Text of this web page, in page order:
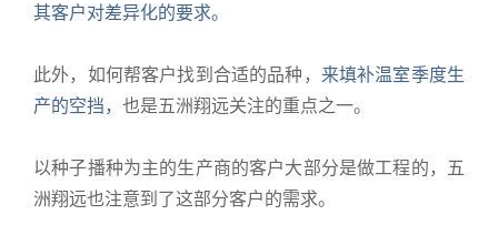
其客户对差异化的要求。
此外，如何帮客户找到合适的品种， 来填补温室季度生
产的空挡， 也是五洲翔远关注的重点之一。
以种子播种为主的生产商的客户大部分是做工程的，五
洲翔远也注意到了这部分客户的需求。